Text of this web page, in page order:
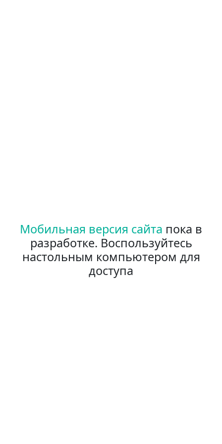
Мобильная версия сайта пока в
разработке. Воспользуйтесь
настольным компьютером для
доступа